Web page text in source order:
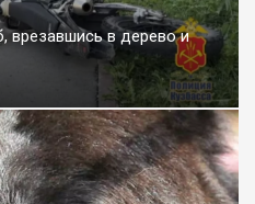
врезавшись в дерево и